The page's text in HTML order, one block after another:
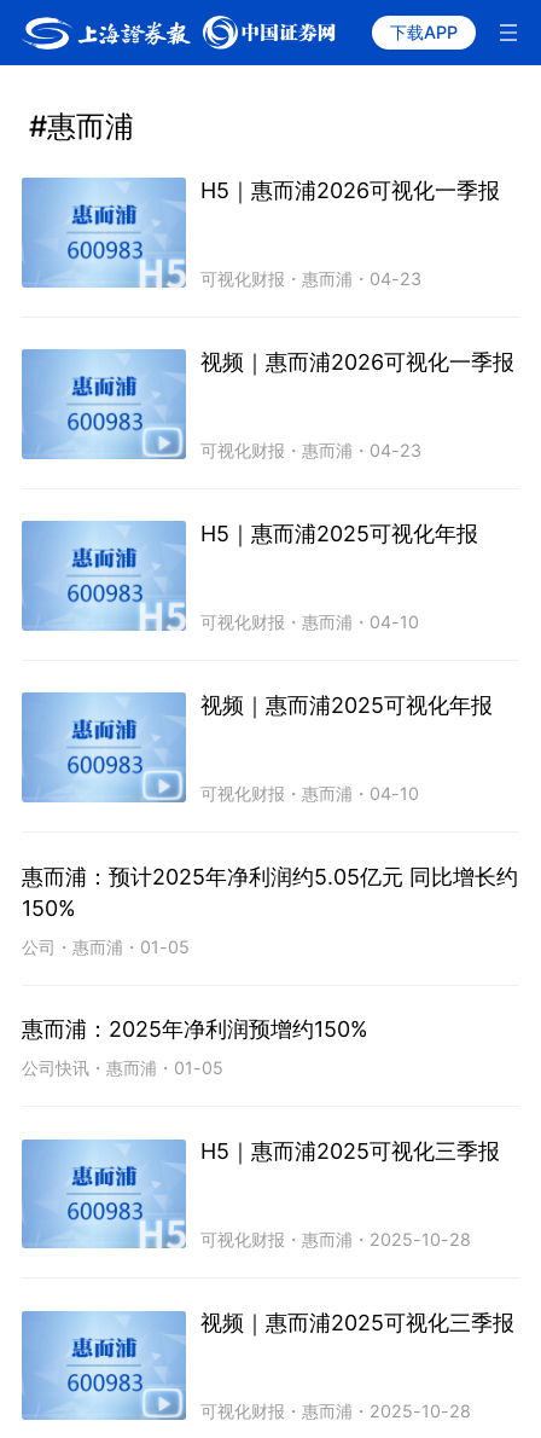
下载APP
#惠而浦
H5｜惠而浦2026可视化一季报
可视化财报 ・惠而浦 ・ 04-23
视频｜惠而浦2026可视化一季报
可视化财报 ・惠而浦 ・ 04-23
H5｜惠而浦2025可视化年报
可视化财报 ・惠而浦 ・ 04-10
视频｜惠而浦2025可视化年报
可视化财报 ・惠而浦 ・ 04-10
惠而浦：预计2025年净利润约5.05亿元 同比增长约
150%
公司 ・ 惠而浦 ・ 01-05
惠而浦：2025年净利润预增约150%
公司快讯・ 惠而浦 ・ 01-05
H5｜惠而浦2025可视化三季报
可视化财报 ・惠而浦 ・ 2025-10-28
视频｜惠而浦2025可视化三季报
可视化财报 ・惠而浦 ・ 2025-10-28